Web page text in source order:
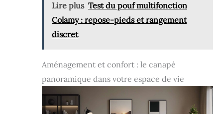
Lire plus Test du pouf multifonction
Colamy : repose-pieds et rangement
discret
Aménagement et confort : le canapé
panoramique dans votre espace de vie